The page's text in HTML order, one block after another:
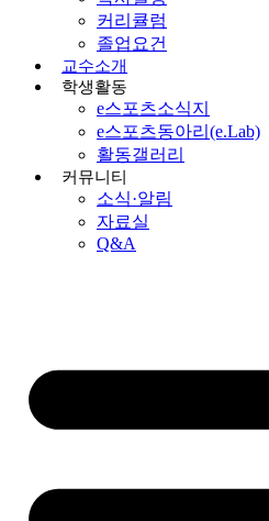
커리큘럼
졸업요건
교수소개
학생활동
e스포츠소식지
e스포츠동아리(e.Lab)
활동갤러리
커뮤니티
소식·알림
자료실
Q&A